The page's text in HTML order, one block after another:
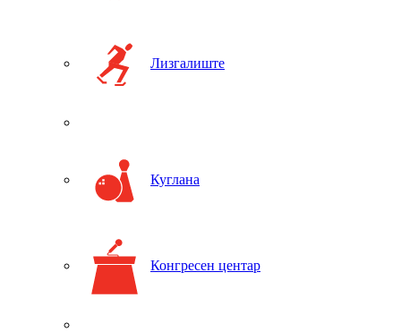
Лизгалиште
Куглана
Конгресен центар